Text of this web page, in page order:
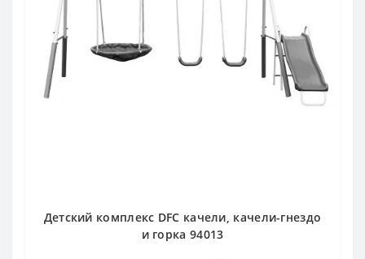
Детский комплекс DFC качели, качели-гнездо
и горка 94013